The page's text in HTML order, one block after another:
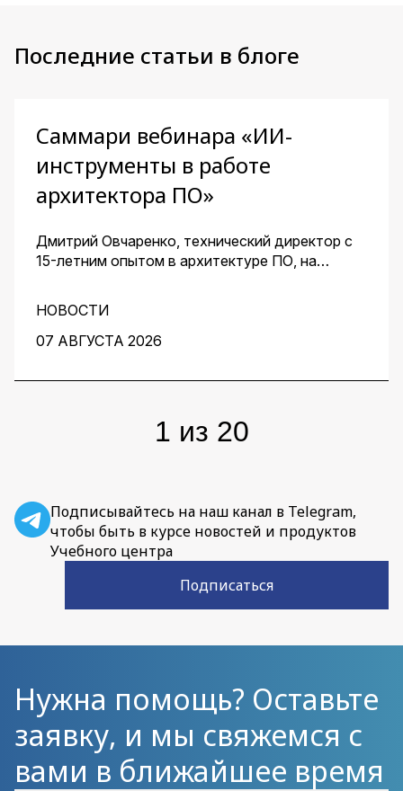
Последние статьи в блоге
Саммари вебинара «ИИ-
инструменты в работе
архитектора ПО»
Дмитрий Овчаренко, технический директор с
15-летним опытом в архитектуре ПО, на
кондитеров — показал, как ИИ помогает
архитектору ускорить работу на всех этапах:
от чистого листа до готовых артефактов для
НОВОСТИ
07 АВГУСТА 2026
1 из 20
Подписывайтесь на наш канал в Telegram,
чтобы быть в курсе новостей и продуктов
Учебного центра
Подписаться
Нужна помощь? Оставьте
заявку, и мы свяжемся с
вами в ближайшее время